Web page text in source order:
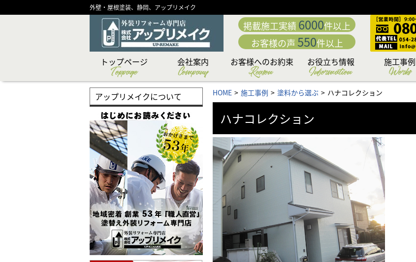
外壁・屋根塗装、静岡、アップリメイク
掲載施工実績6000件以上
お客様の声 550件以上
トップページ
Toppage
会社案内
Company
ショールーム紹介
CSR（社会貢献）活動
メディア掲載実績
お客様へのお約束
Reason
「職人直営」だから中
身が違う
こだわり日本一の厳選
塗料
お客様の夢を叶える
「こだわりの提案力」
カラーシミュレーショ
ン
専門店だからこそこだ
わる「職人力」
専門店ならではの完全
施工体制
日本一厳しい品質管理
システム
付帯部への超高耐久フ
ッ素塗装
下地処理 洗浄編
下地処理 補修編
究極の手塗りローラー
工法
お役立ち情報
Information
セミナー情報
外壁・屋根お悩み解決
外壁・屋根塗装価格＆
無料外壁・屋根診断
かし保険について
リフォームローン&補助
お問い合わせ後の流れ
住まいのリフォームも
アパート・マンション
施工事例
Works
施工内容から選
塗料から選ぶ
地域から選ぶ
HOME 施工事例 塗料から選ぶ ハナコレクション
ハナコレクション
アップリメイクについて